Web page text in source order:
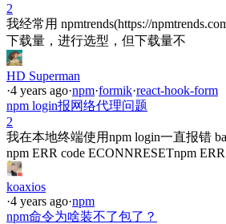
2
我经常用 npmtrends(https://
下载量，进行选型，但下载量不
HD Superman
·4 years ago·npm·formik·react-hook-form
npm login报网络代理问题
2
我在本地终端使用npm login一直报错
npm ERR code ECONNRESETnpm
koaxios
·4 years ago·npm
npm命令为啥装不了包了？